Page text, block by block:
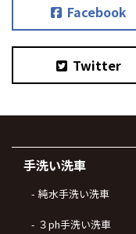
Facebook
Twitter
手洗い洗車
純水手洗い洗車
３ph手洗い洗車